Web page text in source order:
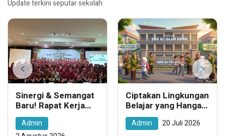
Update terkini seputar sekolah
Sinergi & Semangat
Baru! Rapat Kerja
Smaliska Sambut
Tahun Ajaran
Admin
Ciptakan Lingkungan
Belajar yang Hangat
dan Tertib, Smaliska
Rutinkan
Admin 20 Juli 2026